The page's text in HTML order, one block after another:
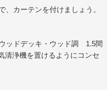
、カーテンを付けましょう。
ドデッキ・ウッド調 1.5間
清浄機を置けるようにコンセ